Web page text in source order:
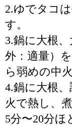
2.ゆでタコ
す。
3.鍋に大根
外：適量）
ら弱めの中
4.鍋に大根
火で熱し、
5分〜20分ほ